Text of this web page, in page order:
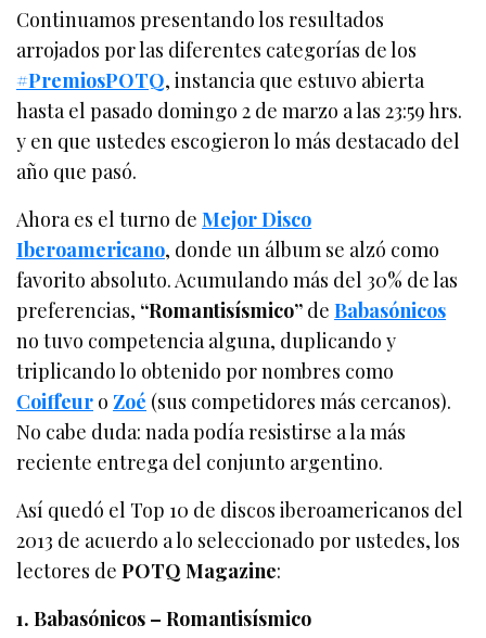
Continuamos presentando los resultados
arrojados por las diferentes categorías de los
#PremiosPOTQ, instancia que estuvo abierta
hasta el pasado domingo 2 de marzo a las 23:59 hrs.
y en que ustedes escogieron lo más destacado del
año que pasó.
Ahora es el turno deMejor Disco
Iberoamericano, donde un álbum se alzó como
favorito absoluto. Acumulando más del 30% de las
preferencias, “Romantisísmico” deBabasónicos
no tuvo competencia alguna, duplicando y
triplicando lo obtenido por nombres como
Coiffeur o Zoé (sus competidores más cercanos).
No cabe duda: nada podía resistirse a la más
reciente entrega del conjunto argentino.
Así quedó el Top 10 de discos iberoamericanos del
2013 de acuerdo a lo seleccionado por ustedes, los
lectores dePOTQ Magazine:
1. Babasónicos – Romantisísmico